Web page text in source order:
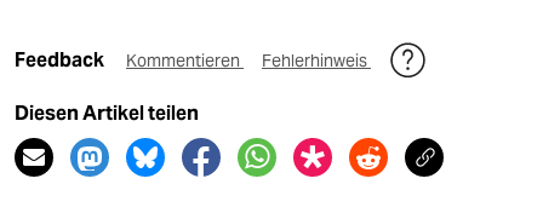
Feedback Kommentieren Fehlerhinweis
Diesen Artikel teilen